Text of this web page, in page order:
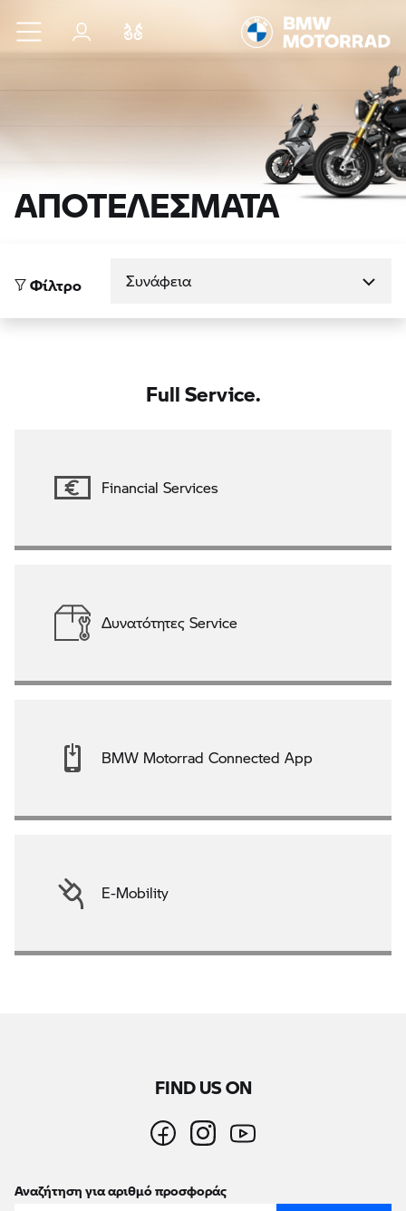
Μετάβαση στο κύριο περιεχόμενο
Σύνδεση
ΑΠΟΤΕΛΕΣΜΑΤΑ
Φίλτρο
Full Service.
Financial Services
Δυνατότητες Service
BMW Motorrad Connected App
E-Mobility
FIND US ON
Αναζήτηση για αριθμό προσφοράς